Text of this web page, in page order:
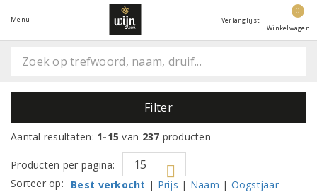
Menu Verlanglijst
0
Winkelwagen
Filter
Aantal resultaten: 1-15 van 237 producten
Producten per pagina:
Sorteer op:
Best verkocht | Prijs | Naam | Oogstjaar